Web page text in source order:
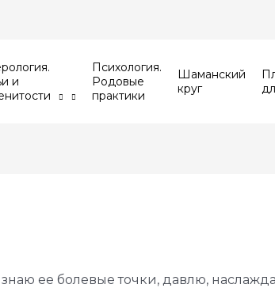
и
Психология.
Родовые
практики
Шаманский
круг
ее болевые точки, давлю,